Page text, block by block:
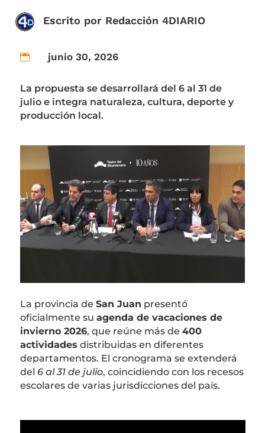
Escrito por Redacción 4DIARIO
 junio 30, 2026
La propuesta se desarrollará del 6 al 31 de
julio e integra naturaleza, cultura, deporte y
producción local.
La provincia de San Juan presentó
oficialmente su agenda de vacaciones de
invierno 2026, que reúne más de 400
actividades distribuidas en diferentes
departamentos. El cronograma se extenderá
del 6 al 31 de julio, coincidiendo con los recesos
escolares de varias jurisdicciones del país.